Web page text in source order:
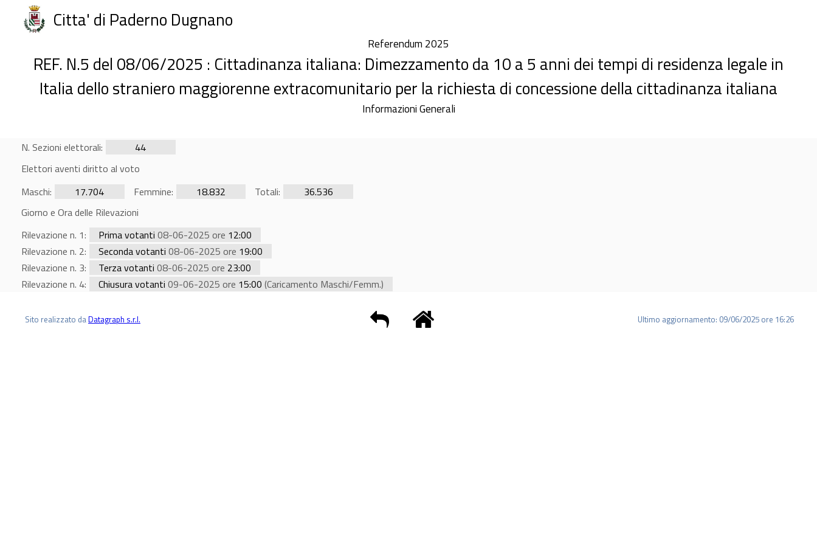
Citta' di Paderno Dugnano
Referendum 2025
REF. N.5 del 08/06/2025 : Cittadinanza italiana: Dimezzamento da 10 a 5 anni dei tempi di residenza legale in
Italia dello straniero maggiorenne extracomunitario per la richiesta di concessione della cittadinanza italiana
Informazioni Generali
N. Sezioni elettorali:
44
Elettori aventi diritto al voto
Maschi:
17.704 Femmine: 18.832 Totali:
36.536
Giorno e Ora delle Rilevazioni
Rilevazione n. 1:
Prima votanti 08-06-2025 ore 12:00
Rilevazione n. 2:
Seconda votanti 08-06-2025 ore 19:00
Rilevazione n. 3:
Terza votanti 08-06-2025 ore 23:00
Rilevazione n. 4:
Chiusura votanti 09-06-2025 ore 15:00 (Caricamento Maschi/Femm.)
Sito realizzato daDatagraph s.r.l. Ultimo aggiornamento: 09/06/2025 ore 16:26